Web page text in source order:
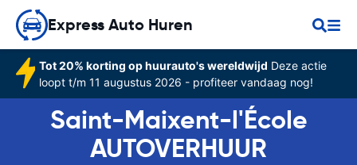
Express Auto Huren
Tot 20% korting op huurauto's wereldwijd Deze actie
loopt t/m 11 augustus 2026 - profiteer vandaag nog!
Saint-Maixent-l'École
AUTOVERHUUR